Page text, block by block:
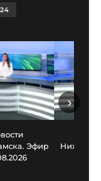
Эфир
›